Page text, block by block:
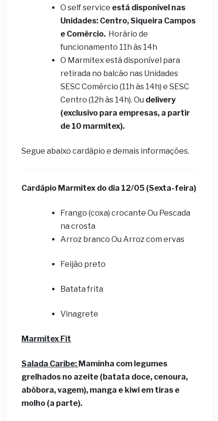
O self service está disponível nas
Unidades: Centro, Siqueira Campos
e Comércio. Horário de
funcionamento 11h às 14h
O Marmitex está disponível para
retirada no balcão nas Unidades
SESC Comércio (11h às 14h) e SESC
Centro (12h às 14h). Ou delivery
(exclusivo para empresas, a partir
de 10 marmitex).
Segue abaixo cardápio e demais informações.
Cardápio Marmitex do dia 12/05 (Sexta-feira)
Frango (coxa) crocante Ou Pescada
na crosta
Arroz branco Ou Arroz com ervas
Feijão preto
Batata frita
Vinagrete
Marmitex Fit
Salada Caribe: Maminha com legumes
grelhados no azeite (batata doce, cenoura,
abóbora, vagem), manga e kiwi em tiras e
molho (a parte).